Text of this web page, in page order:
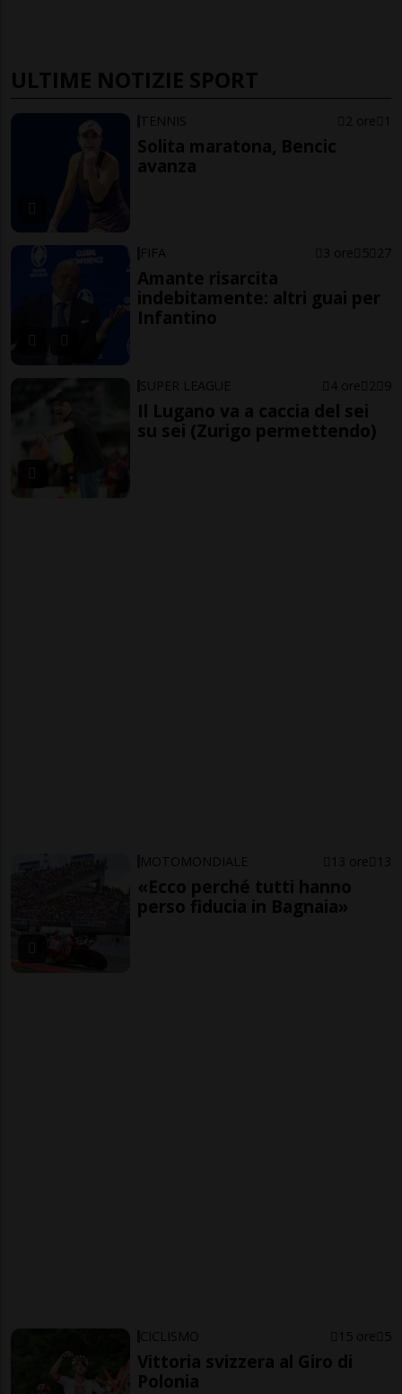
ULTIME NOTIZIE SPORT
TENNIS 2 ore 1
Solita maratona, Bencic
avanza
FIFA 3 ore 5 27
Amante risarcita
indebitamente: altri guai per
Infantino
SUPER LEAGUE 4 ore 2 9
Il Lugano va a caccia del sei
su sei (Zurigo permettendo)
MOTOMONDIALE 13 ore 13
«Ecco perché tutti hanno
perso fiducia in Bagnaia»
CICLISMO 15 ore 5
Vittoria svizzera al Giro di
Polonia